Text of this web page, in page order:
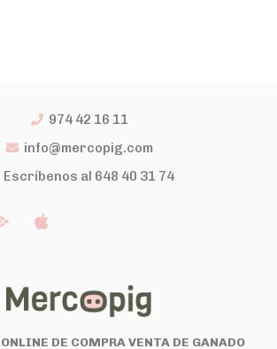
974 42 16 11
info@mercopig.com
Escríbenos al 648 40 31 74
DE COMPRA VENTA DE GANADO